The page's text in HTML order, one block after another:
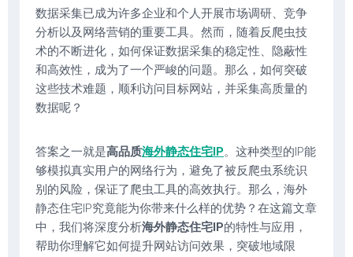
数据采集已成为许多企业和个人开展市场调研、竞争
分析以及网络营销的重要工具。然而，随着反爬虫技
术的不断进化，如何保证数据采集的稳定性、隐蔽性
和高效性，成为了一个严峻的问题。那么，如何突破
这些技术难题，顺利访问目标网站，并采集高质量的
数据呢？
答案之一就是高品质海外静态住宅IP。这种类型的IP能
够模拟真实用户的网络行为，避免了被反爬虫系统识
别的风险，保证了爬虫工具的高效执行。那么，海外
静态住宅IP究竟能为你带来什么样的优势？在这篇文章
中，我们将深度分析海外静态住宅IP的特性与应用，
帮助你理解它如何提升网站访问效果，突破地域限